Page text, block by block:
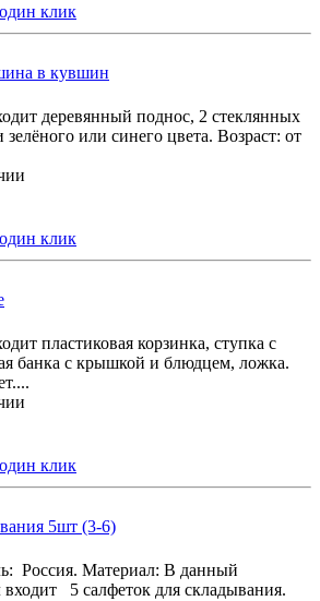
клик
в кувшин
деревянный поднос, 2 стеклянных
или синего цвета. Возраст: от
клик
пластиковая корзинка, ступка с
банка с крышкой и блюдцем, ложка.
клик
5шт (3-6)
Россия. Материал: В данный
входит 5 салфеток для складывания.